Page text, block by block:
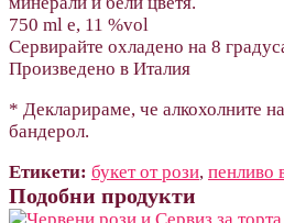
750 ml e, 11 %vol
Сервирайте охладено на 8
Произведено в Италия
* Декларираме, че алкохолните
бандерол.
Етикети: букет от рози, пенливо
Подобни продукти